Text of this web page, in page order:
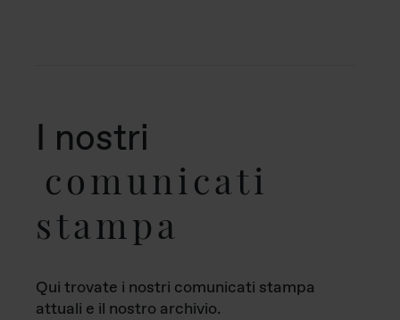
I nostri
comunicati
stampa
Qui trovate i nostri comunicati stampa
attuali e il nostro archivio.